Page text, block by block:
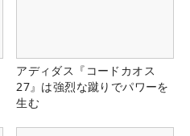
アディダス『コードカオス
27』は強烈な蹴りでパワーを
生む